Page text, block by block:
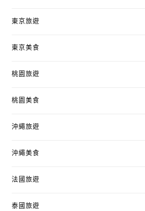
東京旅遊
東京美食
桃園旅遊
桃園美食
沖繩旅遊
沖繩美食
法國旅遊
泰國旅遊